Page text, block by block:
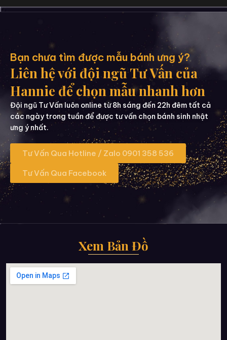
Bạn chưa tìm được mẫu bánh ưng ý?
Liên hệ với đội ngũ Tư Vấn của
Hannie để chọn mẫu nhanh hơn
Đội ngũ Tư Vấn luôn online từ 8h sáng đến 22h đêm tất cả
các ngày trong tuần để được tư vấn chọn bánh sinh nhật
ưng ý nhất.
Tư Vấn Qua Hotline / Zalo 0901 358 536
Tư Vấn Qua Facebook
Xem Bản Đồ